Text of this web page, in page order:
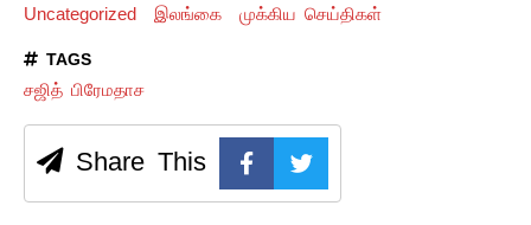
Uncategorized இலங்கை முக்கிய செய்திகள்
TAGS
சஜித் பிரேமதாச
Share This